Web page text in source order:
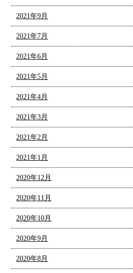
2021年9月
2021年7月
2021年6月
2021年5月
2021年4月
2021年3月
2021年2月
2021年1月
2020年12月
2020年11月
2020年10月
2020年9月
2020年8月